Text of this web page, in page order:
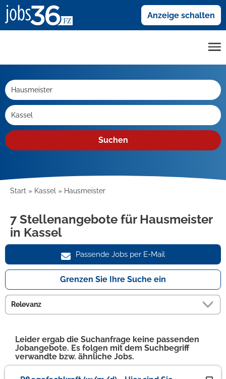
Anzeige schalten
Suchen
Start Kassel Hausmeister
7 Stellenangebote für Hausmeister
in Kassel
Passende Jobs per E-Mail
Grenzen Sie Ihre Suche ein
Leider ergab die Suchanfrage keine passenden
Jobangebote. Es folgen mit dem Suchbegriff
verwandte bzw. ähnliche Jobs.